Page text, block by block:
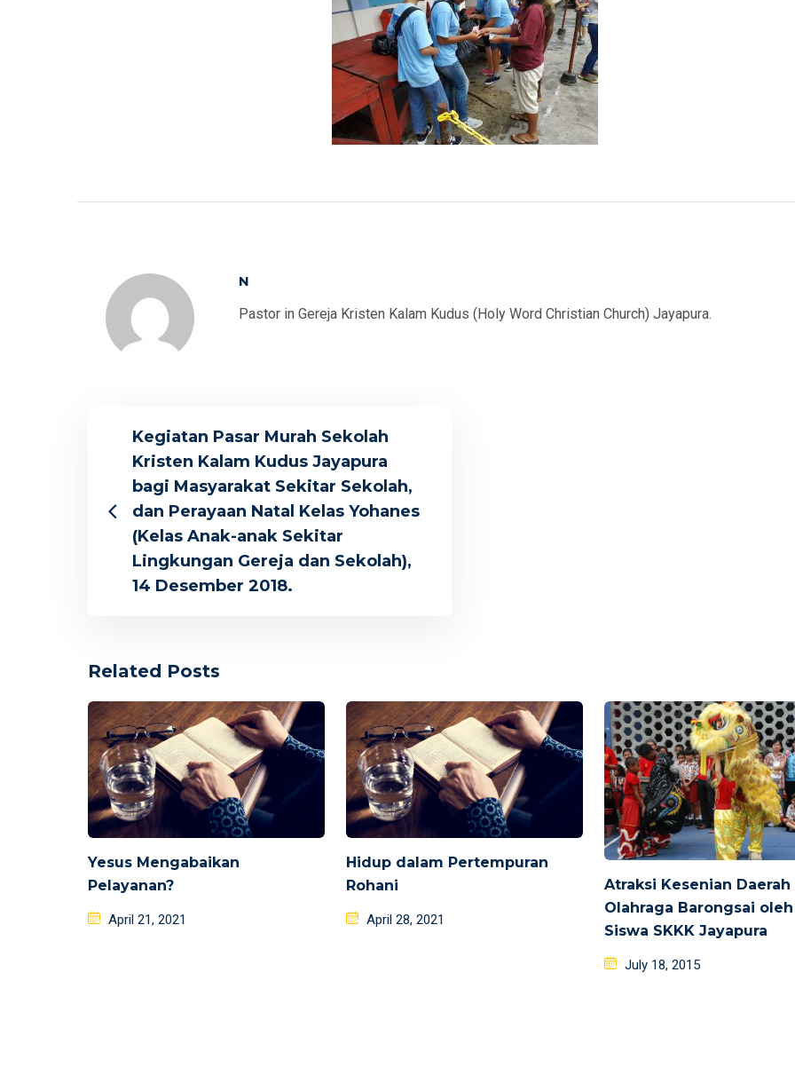
N
Pastor in Gereja Kristen Kalam Kudus (Holy Word Christian Church) Jayapura.
Kegiatan Pasar Murah Sekolah
Kristen Kalam Kudus Jayapura
bagi Masyarakat Sekitar Sekolah,
dan Perayaan Natal Kelas Yohanes
(Kelas Anak-anak Sekitar
Lingkungan Gereja dan Sekolah),
14 Desember 2018.
Related Posts
Yesus Mengabaikan
Pelayanan?
Posted
April 21, 2021
Hidup dalam Pertempuran
Rohani
Posted
April 28, 2021
Atraksi Kesenian Daerah
Olahraga Barongsai oleh
Siswa SKKK Jayapura
Posted
July 18, 2015